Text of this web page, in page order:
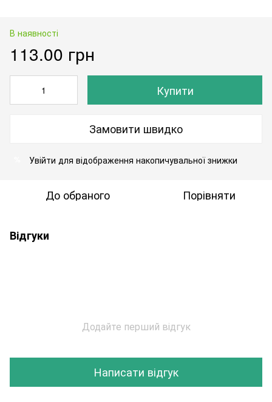
В наявності
113.00 грн
Купити
Замовити швидко
Увійти для відображення накопичувальної знижки
До обраного Порівняти
Відгуки
Додайте перший відгук
Написати відгук